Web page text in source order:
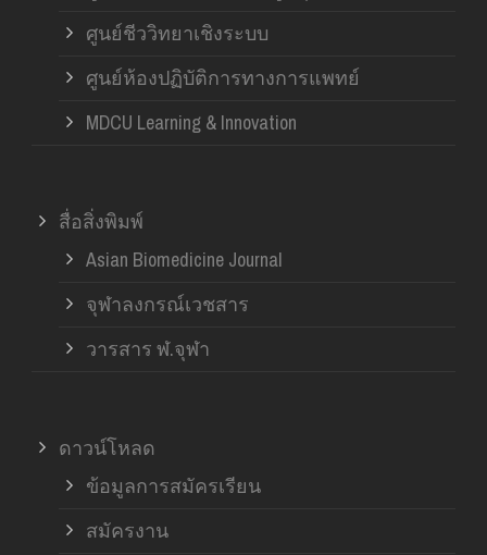
ศูนย์ชีววิทยาเชิงระบบ
ศูนย์ห้องปฏิบัติการทางการแพทย์
MDCU Learning & Innovation
สื่อสิ่งพิมพ์
Asian Biomedicine Journal
จุฬาลงกรณ์เวชสาร
วารสาร ฬ.จุฬา
ดาวน์โหลด
ข้อมูลการสมัครเรียน
สมัครงาน